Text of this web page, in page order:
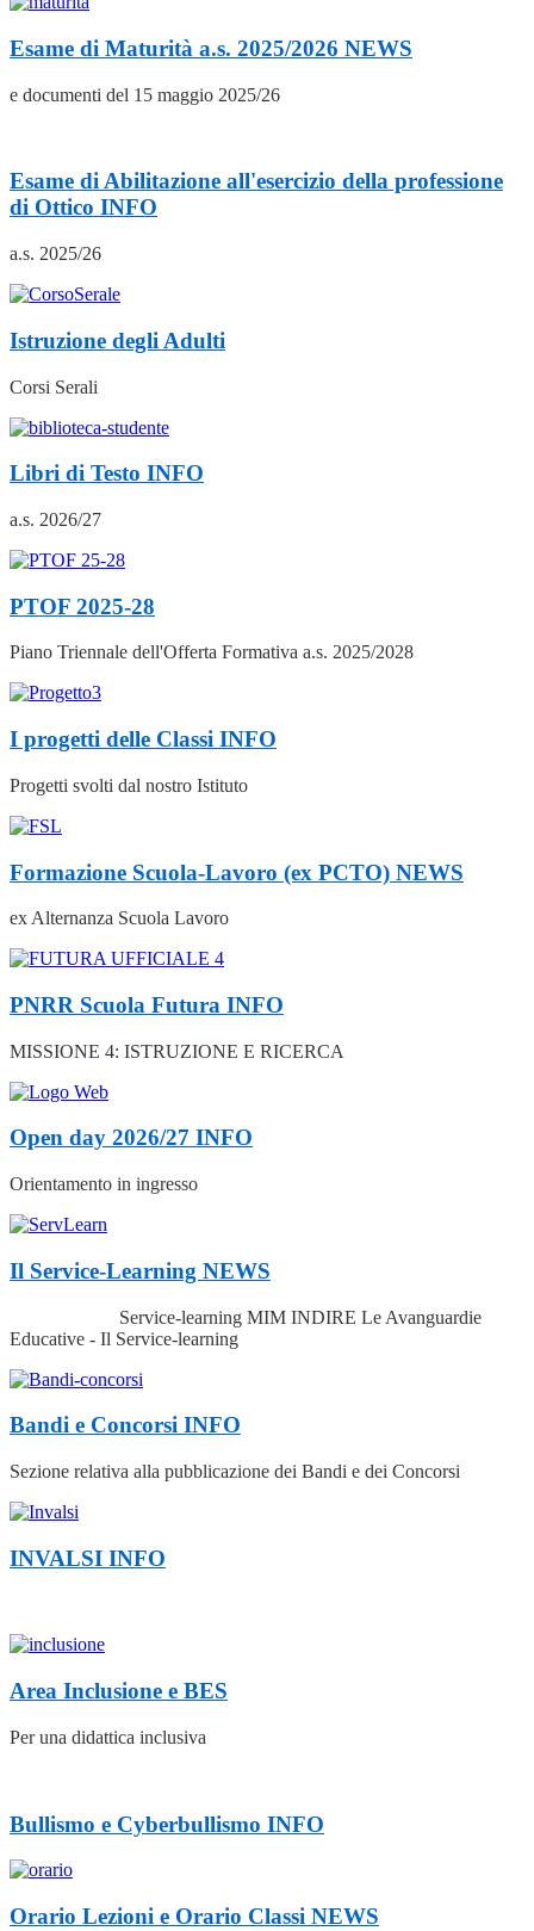
Esame di Maturità a.s. 2025/2026 NEWS
e documenti del 15 maggio 2025/26
Esame di Abilitazione all'esercizio della professione
di Ottico INFO
a.s. 2025/26
Istruzione degli Adulti
Corsi Serali
Libri di Testo INFO
a.s. 2026/27
PTOF 2025-28
Piano Triennale dell'Offerta Formativa a.s. 2025/2028
I progetti delle Classi INFO
Progetti svolti dal nostro Istituto
Formazione Scuola‑Lavoro (ex PCTO) NEWS
ex Alternanza Scuola Lavoro
PNRR Scuola Futura INFO
MISSIONE 4: ISTRUZIONE E RICERCA
Open day 2026/27 INFO
Orientamento in ingresso
Il Service-Learning NEWS
Service-learning MIM INDIRE Le Avanguardie
Educative - Il Service-learning
Bandi e Concorsi INFO
Sezione relativa alla pubblicazione dei Bandi e dei Concorsi
INVALSI INFO
Area Inclusione e BES
Per una didattica inclusiva
Bullismo e Cyberbullismo INFO
Orario Lezioni e Orario Classi NEWS